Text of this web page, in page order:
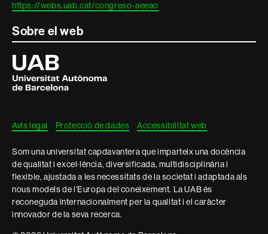
https://webs.uab.cat/congreso-aeeao
Sobre el web
Universitat
Autònoma
de
Barcelona
Avís legal Protecció de dades Accessibilitat web
Som una universitat capdavantera que imparteix una docència
de qualitat i excel·lència, diversificada, multidisciplinària i
flexible, ajustada a les necessitats de la societat i adaptada als
nous models de l'Europa del coneixement. La UAB és
reconeguda internacionalment per la qualitat i el caràcter
innovador de la seva recerca.